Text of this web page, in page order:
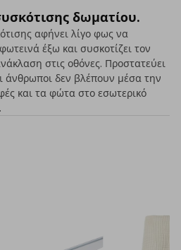
δωματίου.
αφήνει λίγο φως να
έξω και συσκοτίζει τον
στις οθόνες. Προστατεύει
άνθρωποι δεν βλέπουν μέσα την
και τα φώτα στο εσωτερικό